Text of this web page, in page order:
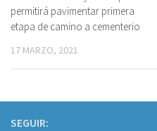
permitirá pavimentar primera
etapa de camino a cementerio
17 MARZO, 2021
SEGUIR: